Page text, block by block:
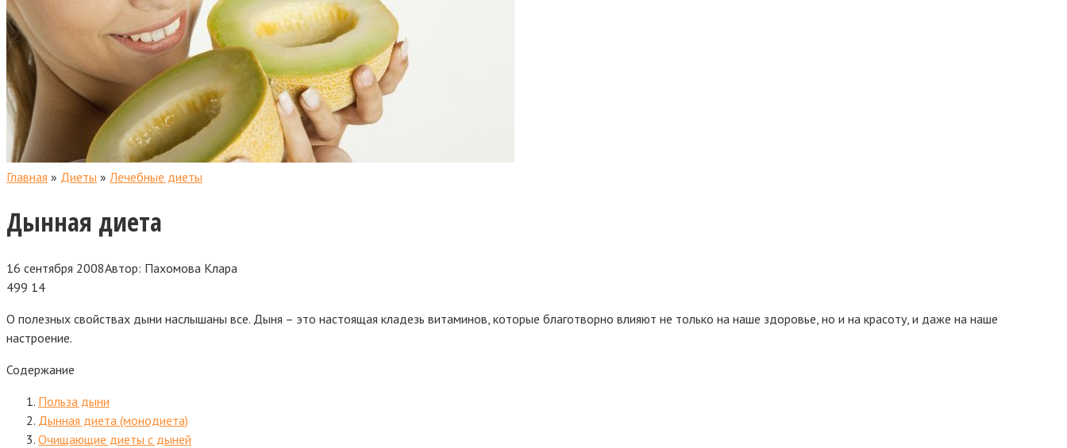
Главная » Диеты » Лечебные диеты
Дынная диета
16 сентября 2008Автор: Пахомова Клара
499 14
О полезных свойствах дыни наслышаны все. Дыня – это настоящая кладезь витаминов, которые благотворно влияют не только на наше здоровье, но и на красоту, и даже на наше
настроение.
Содержание
Польза дыни
Дынная диета (монодиета)
Очищающие диеты с дыней